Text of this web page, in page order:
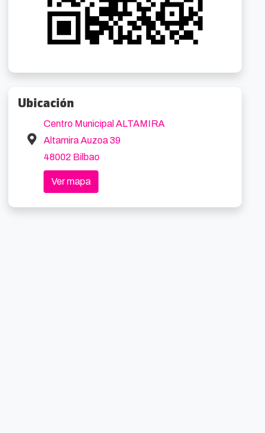
Ubicación
Centro Municipal ALTAMIRA
Altamira Auzoa 39
48002 Bilbao
Ver mapa